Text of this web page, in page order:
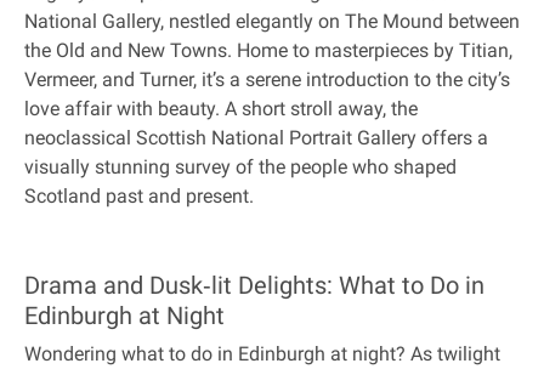
National Gallery, nestled elegantly on The Mound between
the Old and New Towns. Home to masterpieces by Titian,
Vermeer, and Turner, it’s a serene introduction to the city’s
love affair with beauty. A short stroll away, the
neoclassical Scottish National Portrait Gallery offers a
visually stunning survey of the people who shaped
Scotland past and present.
Drama and Dusk‐lit Delights: What to Do in
Edinburgh at Night
Wondering what to do in Edinburgh at night? As twilight